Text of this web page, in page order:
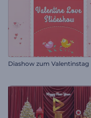
Diashow zum Valentinstag